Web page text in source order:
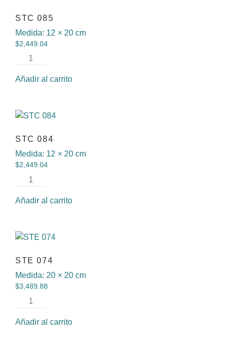
STC 085
Medida: 12 × 20 cm
$2,449.04
Añadir al carrito
STC 084
Medida: 12 × 20 cm
$2,449.04
Añadir al carrito
STE 074
Medida: 20 × 20 cm
$3,489.88
Añadir al carrito